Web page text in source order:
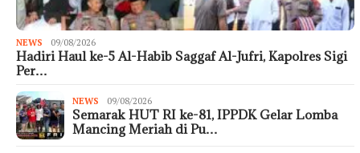
NEWS 09/08/2026
Hadiri Haul ke-5 Al-Habib Saggaf Al-Jufri, Kapolres Sigi
Per…
NEWS 09/08/2026
Semarak HUT RI ke-81, IPPDK Gelar Lomba
Mancing Meriah di Pu…